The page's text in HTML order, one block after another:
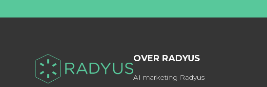
OVER RADYUS
AI marketing Radyus